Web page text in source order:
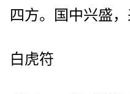
四方。国中兴盛，
白虎符